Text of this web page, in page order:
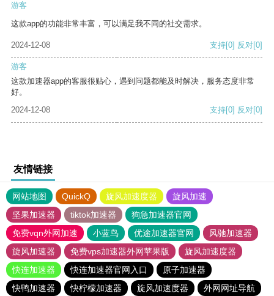
游客
这款app的功能非常丰富，可以满足我不同的社交需求。
2024-12-08 支持[0] 反对[0]
游客
这款加速器app的客服很贴心，遇到问题都能及时解决，服务态度非常
好。
2024-12-08
支持[0] 反对[0]
友情链接
网站地图 QuickQ 旋风加速度器
旋风加速
坚果加速器
tiktok加速器
狗急加速器官网
免费vqn外网加速
小蓝鸟 优途加速器官网
风驰加速器
旋风加速器
免费vps加速器外网苹果版
旋风加速度器
快连加速器
快连加速器官网入口
原子加速器
快鸭加速器
快柠檬加速器 旋风加速度器
外网网址导航